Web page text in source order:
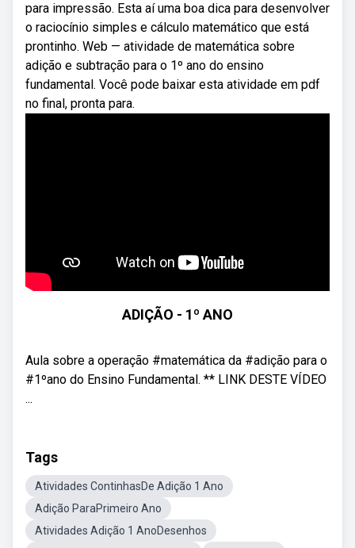
para impressão. Esta aí uma boa dica para desenvolver
o raciocínio simples e cálculo matemático que está
prontinho. Web — atividade de matemática sobre
adição e subtração para o 1º ano do ensino
fundamental. Você pode baixar esta atividade em pdf
no final, pronta para.
ADIÇÃO - 1º ANO
Aula sobre a operação #matemática da #adição para o
#1ºano do Ensino Fundamental. ** LINK DESTE VÍDEO
...
Tags
Atividades ContinhasDe Adição 1 Ano
Adição ParaPrimeiro Ano
Atividades Adição 1 AnoDesenhos